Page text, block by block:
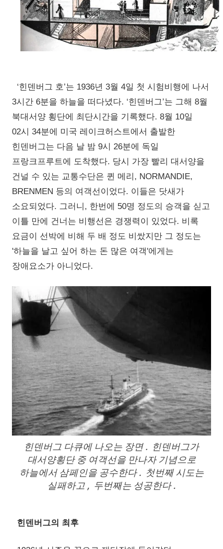
‘힌덴버그 호’는 1936년 3월 4일 첫 시험비행에 나서
3시간 6분을 하늘을 떠다녔다. ‘힌덴버그’는 그해 8월
북대서양 횡단에 최단시간을 기록했다. 8월 10일
02시 34분에 미국 레이크허스트에서 출발한
힌덴버그는 다음 날 밤 9시 26분에 독일
프랑크프루트에 도착했다. 당시 가장 빨리 대서양을
건널 수 있는 교통수단은 퀸 메리, NORMANDIE,
BRENMEN 등의 여객선이었다. 이들은 닷새가
소요되었다. 그러니, 한번에 50명 정도의 승객을 싣고
이틀 만에 건너는 비행선은 경쟁력이 있었다. 비록
요금이 선박에 비해 두 배 정도 비쌌지만 그 정도는
'하늘을 날고 싶어 하는 돈 많은 여객'에게는
장애요소가 아니었다.
힌덴버그 다큐에 나오는 장면 . 힌덴버그가
대서양횡단 중 여객선을 만나자 기념으로
하늘에서 삼페인을 공수한다 . 첫번째 시도는
실패하고 , 두번째는 성공한다 .
힌덴버그의 최후